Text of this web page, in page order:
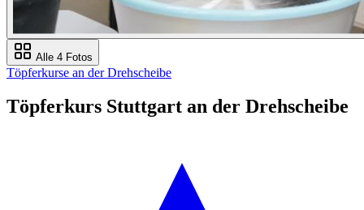
Alle 4 Fotos
Töpferkurse an der Drehscheibe
Töpferkurs Stuttgart an der Drehscheibe